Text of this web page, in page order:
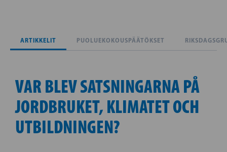
ARTIKKELIT PUOLUEKOKOUSPÄÄTÖKSET
VAR BLEV SATSNINGARNA PÅ
JORDBRUKET, KLIMATET OCH
UTBILDNINGEN?